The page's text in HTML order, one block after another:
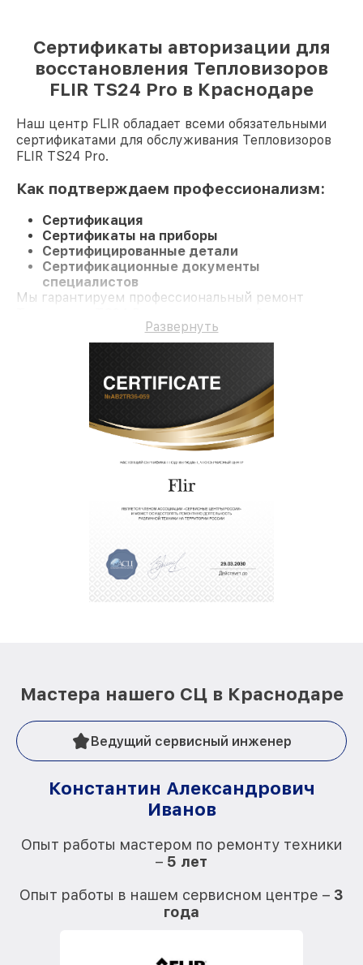
Сертификаты авторизации для
восстановления Тепловизоров
FLIR TS24 Pro в Краснодаре
Наш центр FLIR обладает всеми обязательными
сертификатами для обслуживания Тепловизоров
FLIR TS24 Pro.
Как подтверждаем профессионализм:
Сертификация
Сертификаты на приборы
Сертифицированные детали
Сертификационные документы
специалистов
Мы гарантируем профессиональный ремонт
Развернуть
Мастера нашего СЦ в Краснодаре
Ведущий сервисный инженер
Константин Александрович
Иванов
Опыт работы мастером по ремонту техники
– 5 лет
Опыт работы в нашем сервисном центре – 3
года